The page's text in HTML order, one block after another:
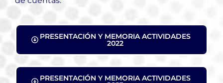
PRESENTACIÓN Y MEMORIA ACTIVIDADES
2022
PRESENTACIÓN Y MEMORIA ACTIVIDADES